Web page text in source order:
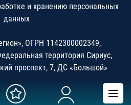
и хранению персональных
данных
ОГРН 1142300002349,
территория Сириус,
проспект, 7, ДС «Большой»